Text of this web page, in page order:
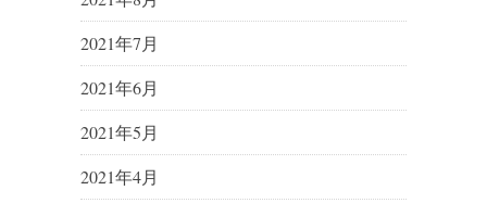
2021年7月
2021年6月
2021年5月
2021年4月